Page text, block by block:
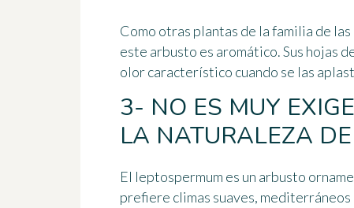
Como otras plantas de la familia de
este arbusto es aromático. Sus hojas
olor característico cuando se las
3- NO ES MUY
LA NATURALEZA
El leptospermum es un arbusto
prefiere climas suaves,